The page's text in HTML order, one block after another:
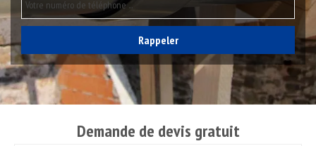
Demande de devis gratuit